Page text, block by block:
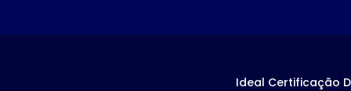
Ideal Certificação